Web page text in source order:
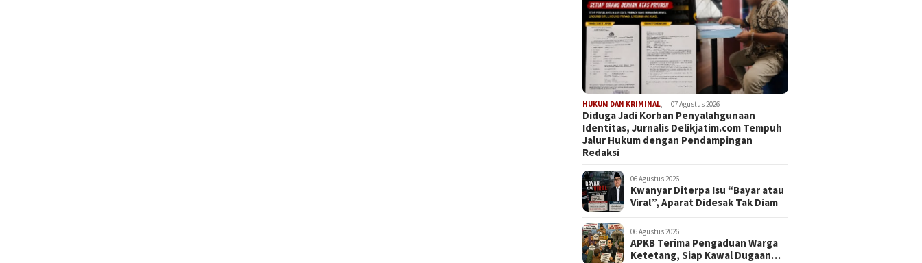
HUKUM DAN KRIMINAL, 07 Agustus 2026
Diduga Jadi Korban Penyalahgunaan
Identitas, Jurnalis Delikjatim.com Tempuh
Jalur Hukum dengan Pendampingan
Redaksi
06 Agustus 2026
Kwanyar Diterpa Isu “Bayar atau
Viral”, Aparat Didesak Tak Diam
06 Agustus 2026
APKB Terima Pengaduan Warga
Ketetang, Siap Kawal Dugaan